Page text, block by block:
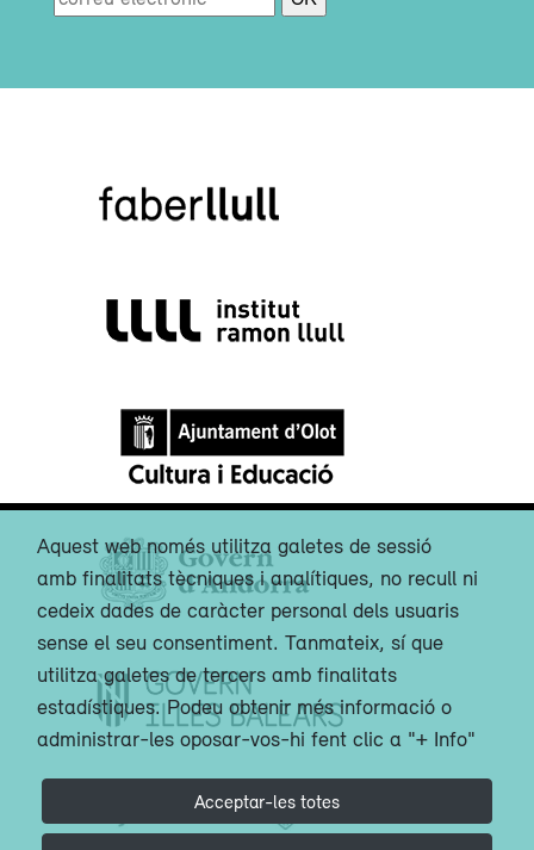
Aquest web només utilitza galetes de sessió
amb finalitats tècniques i analítiques, no recull ni
cedeix dades de caràcter personal dels usuaris
sense el seu consentiment. Tanmateix, sí que
utilitza galetes de tercers amb finalitats
estadístiques. Podeu obtenir més informació o
administrar-les oposar-vos-hi fent clic a "+ Info"
Acceptar-les totes